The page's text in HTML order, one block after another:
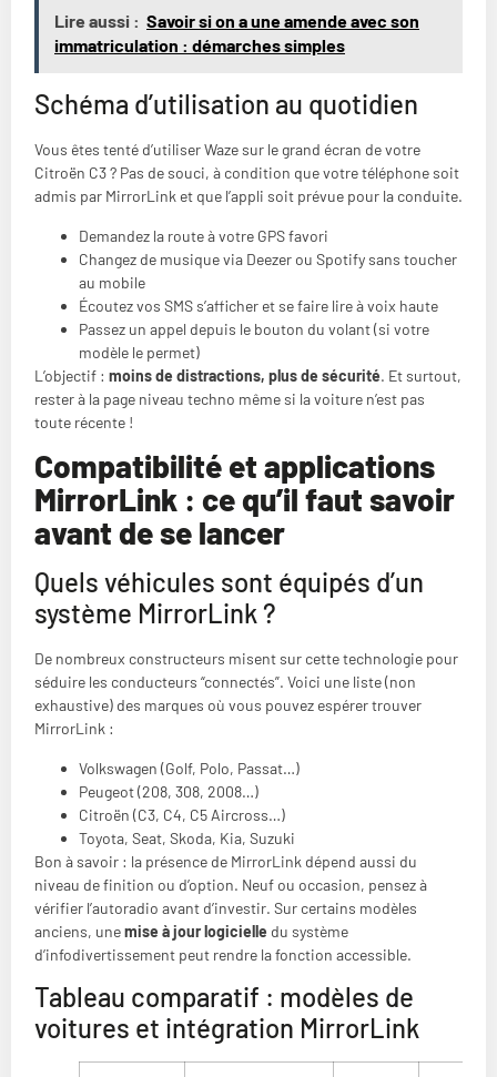
Lire aussi : Savoir si on a une amende avec son
immatriculation : démarches simples
Schéma d’utilisation au quotidien
Vous êtes tenté d’utiliser Waze sur le grand écran de votre
Citroën C3 ? Pas de souci, à condition que votre téléphone soit
admis par MirrorLink et que l’appli soit prévue pour la conduite.
Demandez la route à votre GPS favori
Changez de musique via Deezer ou Spotify sans toucher
au mobile
Écoutez vos SMS s’afficher et se faire lire à voix haute
Passez un appel depuis le bouton du volant (si votre
modèle le permet)
L’objectif : moins de distractions, plus de sécurité. Et surtout,
rester à la page niveau techno même si la voiture n’est pas
toute récente !
Compatibilité et applications
MirrorLink : ce qu’il faut savoir
avant de se lancer
Quels véhicules sont équipés d’un
système MirrorLink ?
De nombreux constructeurs misent sur cette technologie pour
séduire les conducteurs “connectés”. Voici une liste (non
exhaustive) des marques où vous pouvez espérer trouver
MirrorLink :
Volkswagen (Golf, Polo, Passat…)
Peugeot (208, 308, 2008…)
Citroën (C3, C4, C5 Aircross…)
Toyota, Seat, Skoda, Kia, Suzuki
Bon à savoir : la présence de MirrorLink dépend aussi du
niveau de finition ou d’option. Neuf ou occasion, pensez à
vérifier l’autoradio avant d’investir. Sur certains modèles
anciens, unemise à jour logicielle du système
d’infodivertissement peut rendre la fonction accessible.
Tableau comparatif : modèles de
voitures et intégration MirrorLink